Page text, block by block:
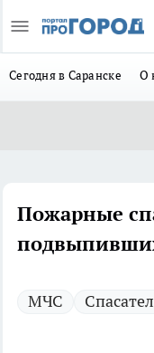
Сегодня в Саранске О
Пожарные
МЧС